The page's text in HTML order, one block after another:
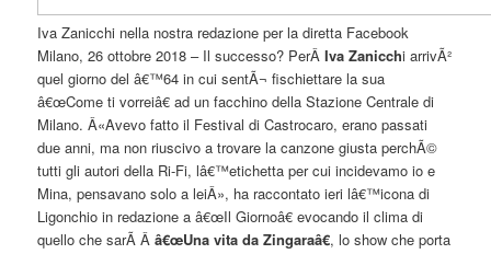
Iva Zanicchi nella nostra redazione per la diretta Facebook
Milano, 26 ottobre 2018 – Il successo? PerÂIva Zanicchi arrivÃ²
quel giorno del â€™64 in cui sentÃ¬ fischiettare la sua
â€œCome ti vorreiâ€ ad un facchino della Stazione Centrale di
Milano. Â«Avevo fatto il Festival di Castrocaro, erano passati
due anni, ma non riuscivo a trovare la canzone giusta perchÃ©
tutti gli autori della Ri-Fi, lâ€™etichetta per cui incidevamo io e
Mina, pensavano solo a leiÂ», ha raccontato ieri lâ€™icona di
Ligonchio in redazione a â€œIl Giornoâ€ evocando il clima di
quello che sarÃ Ââ€œUna vita da Zingaraâ€, lo show che porta